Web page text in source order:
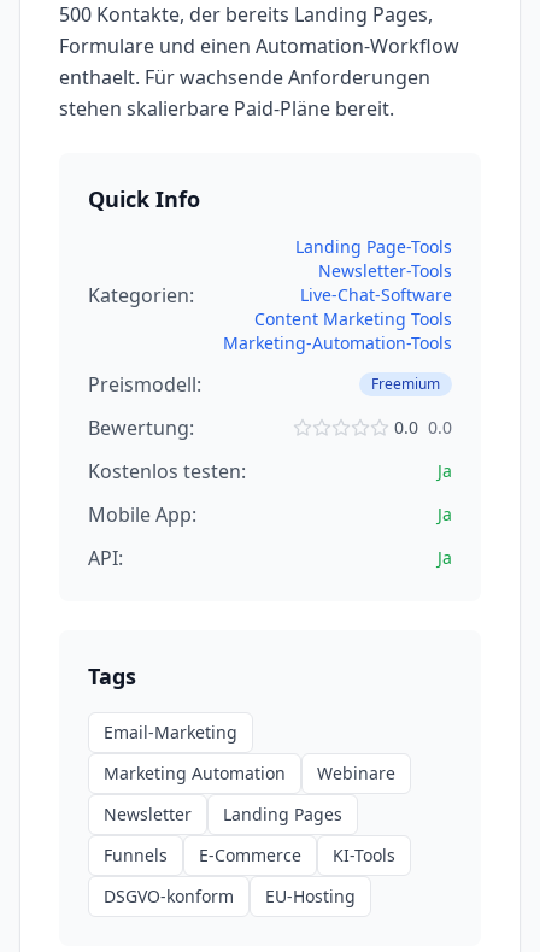
500 Kontakte, der bereits Landing Pages,
Formulare und einen Automation-Workflow
enthaelt. Für wachsende Anforderungen
stehen skalierbare Paid-Pläne bereit.
Quick Info
Kategorien:
Landing Page-Tools
Newsletter-Tools
Live-Chat-Software
Content Marketing Tools
Marketing-Automation-Tools
Preismodell: Freemium
Bewertung: 0.0 0.0
Kostenlos testen: Ja
Mobile App: Ja
API: Ja
Tags
Email-Marketing
Marketing Automation
Webinare
Newsletter
Landing Pages
Funnels
E-Commerce
KI-Tools
DSGVO-konform
EU-Hosting